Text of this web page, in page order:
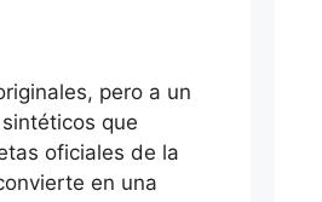
pero a un
que
oficiales de la
en una